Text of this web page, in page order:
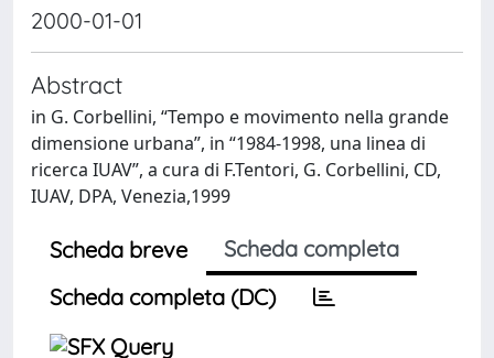
2000-01-01
Abstract
in G. Corbellini, “Tempo e movimento nella grande
dimensione urbana”, in “1984-1998, una linea di
ricerca IUAV”, a cura di F.Tentori, G. Corbellini, CD,
IUAV, DPA, Venezia,1999
Scheda breve
Scheda completa
Scheda completa (DC)